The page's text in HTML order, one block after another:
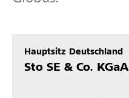
Hauptsitz Deutschland
Sto SE & Co. KGaA